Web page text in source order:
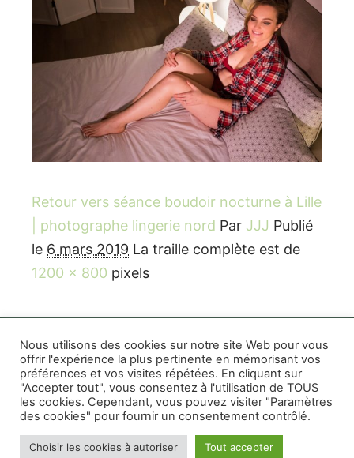
Retour vers séance boudoir nocturne à Lille
| photographe lingerie nord Par JJJ Publié
le 6 mars 2019 La traille complète est de
1200 × 800 pixels
Rife WordPress Theme|Photographe boudoir et
photo thérapeutique Montréal Lille Avignon
Photographe mariage et famille Montréal|
Photographe commercial Montréal|Mentions
Nous utilisons des cookies sur notre site Web pour vous
offrir l'expérience la plus pertinente en mémorisant vos
préférences et vos visites répétées. En cliquant sur
"Accepter tout", vous consentez à l'utilisation de TOUS
les cookies. Cependant, vous pouvez visiter "Paramètres
des cookies" pour fournir un consentement contrôlé.
Choisir les cookies à autoriser Tout accepter